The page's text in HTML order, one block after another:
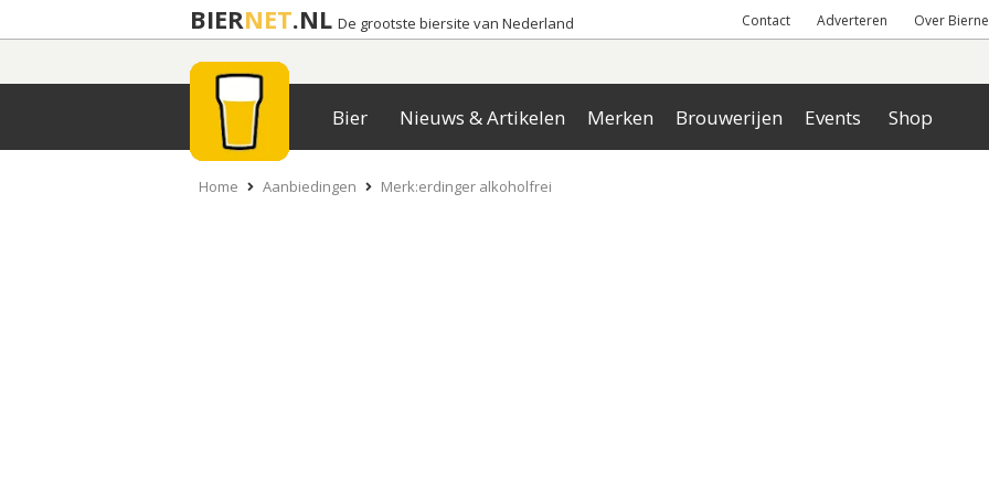
BIERNET.NL De grootste biersite van Nederland Contact Adverteren Over
Bier Nieuws & Artikelen Merken Brouwerijen Events Shop
Home Aanbiedingen Merk:erdinger alkoholfrei